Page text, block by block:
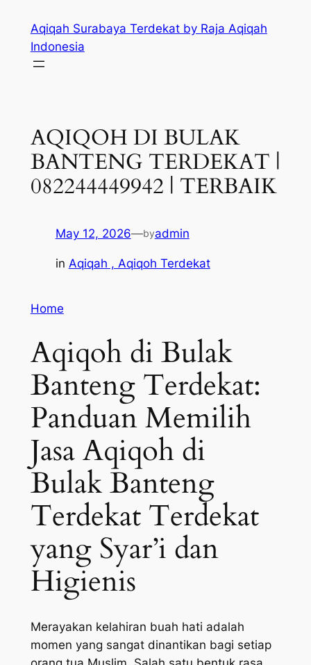
content
Aqiqah Surabaya Terdekat by Raja Aqiqah
Indonesia
AQIQOH DI BULAK
BANTENG TERDEKAT |
082244449942 | TERBAIK
May 12, 2026—byadmin
in Aqiqah , Aqiqoh Terdekat
Home
Aqiqoh di Bulak
Banteng Terdekat:
Panduan Memilih
Jasa Aqiqoh di
Bulak Banteng
Terdekat Terdekat
yang Syar’i dan
Higienis
Merayakan kelahiran buah hati adalah
momen yang sangat dinantikan bagi setiap